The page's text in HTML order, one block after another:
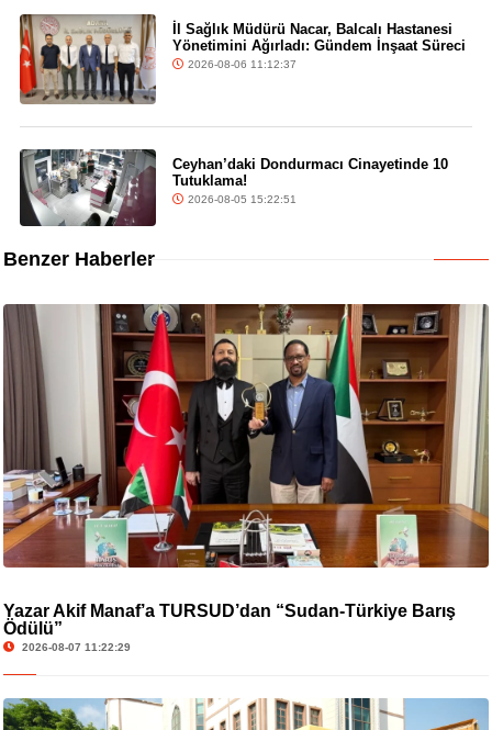
İl Sağlık Müdürü Nacar, Balcalı Hastanesi
Yönetimini Ağırladı: Gündem İnşaat Süreci
2026-08-06 11:12:37
Ceyhan’daki Dondurmacı Cinayetinde 10
Tutuklama!
2026-08-05 15:22:51
Benzer Haberler
Yazar Akif Manaf’a TURSUD’dan “Sudan-Türkiye Barış
Ödülü”
2026-08-07 11:22:29